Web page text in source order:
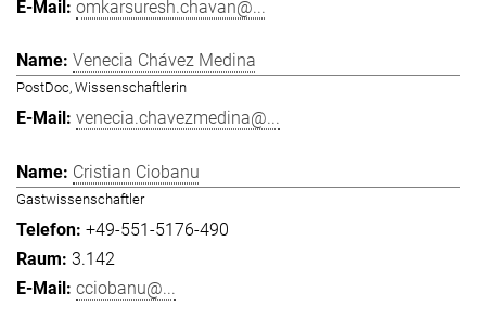
omkarsuresh.chavan@...
Venecia Chávez Medina
PostDoc, Wissenschaftlerin
venecia.chavezmedina@...
Cristian Ciobanu
Gastwissenschaftler
+49-551-5176-490
3.142
cciobanu@...